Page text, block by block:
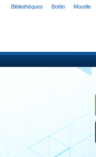
Bibliothèques Bottin Moodle